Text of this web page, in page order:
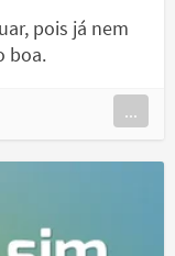
pois já nem
boa.
...